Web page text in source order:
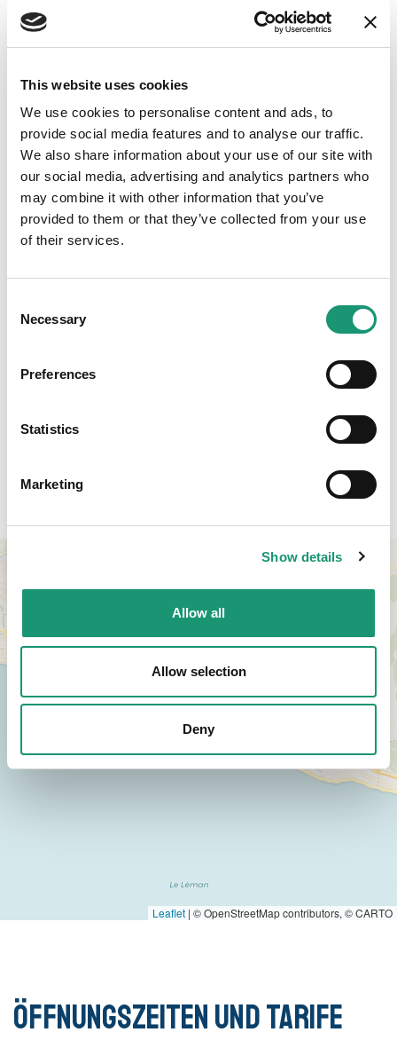
This website uses cookies
We use cookies to personalise content and ads, to
provide social media features and to analyse our traffic.
We also share information about your use of our site with
our social media, advertising and analytics partners who
may combine it with other information that you’ve
provided to them or that they’ve collected from your use
of their services.
Selection
Necessary
Preferences
Statistics
Marketing
Show details
Allow all
Allow selection
Deny
Michel Bertholet
Claude Dussez
www.bailly-photo.ch
Luthor
Zugang
−
Leaflet | © OpenStreetMap contributors, © CARTO
Öffnungszeiten und Tarife